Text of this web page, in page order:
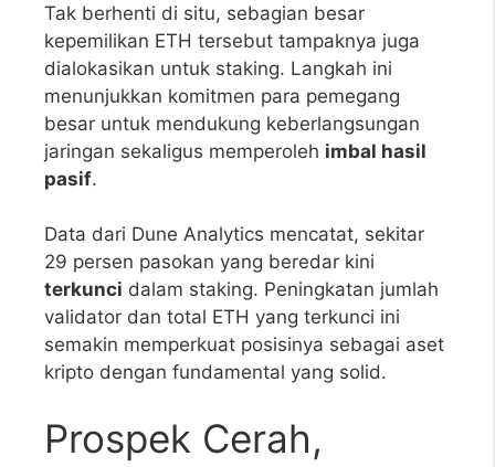
Tak berhenti di situ, sebagian besar
kepemilikan ETH tersebut tampaknya juga
dialokasikan untuk staking. Langkah ini
menunjukkan komitmen para pemegang
besar untuk mendukung keberlangsungan
jaringan sekaligus memperoleh imbal hasil
pasif.
Data dari Dune Analytics mencatat, sekitar
29 persen pasokan yang beredar kini
terkunci dalam staking. Peningkatan jumlah
validator dan total ETH yang terkunci ini
semakin memperkuat posisinya sebagai aset
kripto dengan fundamental yang solid.
Prospek Cerah,